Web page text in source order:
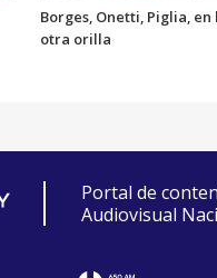
Borges, Onetti, Piglia, en
otra orilla
Portal de
Audiovisual